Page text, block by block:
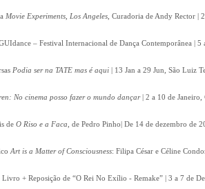
Movie Experiments, Los Angeles , Curadoria de Andy Rector
– Festival Internacional de Dança Contemporânea |
Podia ser na TATE mas é aqui | 13 Jan a 29 Jun, São Luiz
No cinema posso fazer o mundo dançar| 2 a 10 de Janeiro,
de O Riso e a Faca , de Pedro Pinho| De 14 de dezembro de
Art is a Matter of Consciousness: Filipa César e Céline
Livro + Reposição de “O Rei No Exílio - Remake” | 3 a 7 de